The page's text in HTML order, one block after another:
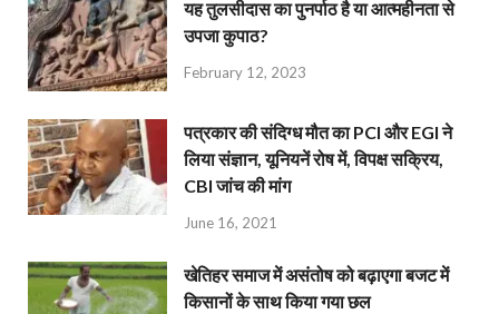
यह तुलसीदास का पुनर्पाठ है या आत्महीनता से
उपजा कुपाठ?
February 12, 2023
पत्रकार की संदिग्ध मौत का PCI और EGI ने
लिया संज्ञान, यूनियनें रोष में, विपक्ष सक्रिय,
CBI जांच की मांग
June 16, 2021
खेतिहर समाज में असंतोष को बढ़ाएगा बजट में
किसानों के साथ किया गया छल